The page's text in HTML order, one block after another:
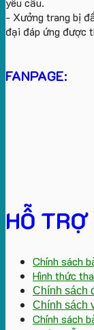
- Xưởng trang bị
đại đáp ứng được
FANPAGE:
HỖ TRỢ
Chính sách
Hình thức
Chính sách
Chính sách
Chính sách